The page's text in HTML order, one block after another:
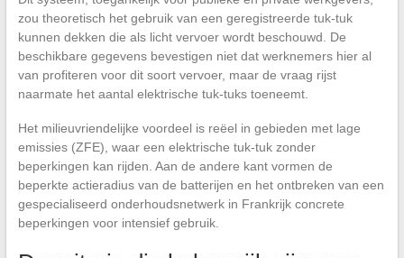
zou theoretisch het gebruik van een geregistreerde tuk-tuk
kunnen dekken die als licht vervoer wordt beschouwd. De
beschikbare gegevens bevestigen niet dat werknemers hier al
van profiteren voor dit soort vervoer, maar de vraag rijst
naarmate het aantal elektrische tuk-tuks toeneemt.
Het milieuvriendelijke voordeel is reëel in gebieden met lage
emissies (ZFE), waar een elektrische tuk-tuk zonder
beperkingen kan rijden. Aan de andere kant vormen de
beperkte actieradius van de batterijen en het ontbreken van een
gespecialiseerd onderhoudsnetwerk in Frankrijk concrete
beperkingen voor intensief gebruik.